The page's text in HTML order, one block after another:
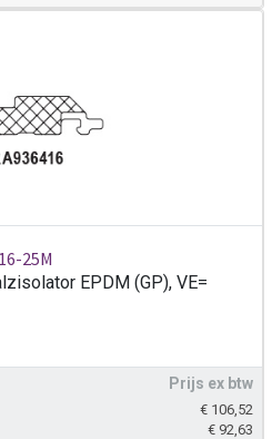
25M
EPDM (GP), VE=
Prijs ex btw
€ 106,52
€ 92,63